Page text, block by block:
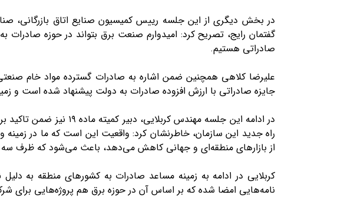
در بخش دیگری از این جلسه رییس کمیسیون صنایع اتاق بازرگانی،
گفتمان رایج، تصریح کرد: امیدوارم صنعت برق بتواند در حوزه
صادراتی هستیم.
علیرضا کلاهی همچنین ضمن اشاره به صادرات گسترده مواد خام
جایزه صادراتی با ارزش افزوده صادرات به دولت پیشنهاد شده است و
در ادامه این جلسه
راه جدید این سازمان، خاطرنشان کرد: واقعیت این است که ما در زمینه
از بازار‌های منطقه‌ای و جهانی کاهش می‌دهد، باعث می‌شود که ظرف
کربلایی در ادامه به زمینه مساعد صادرات به کشور‌های منطقه به
نامه‌هایی امضا شده که بر اساس آن در حوزه برق هم پروژه‌هایی برای